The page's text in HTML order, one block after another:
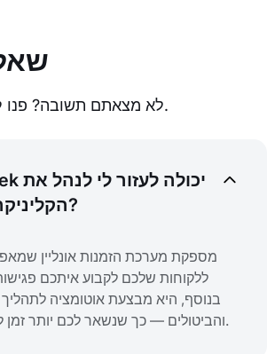
לא מצאתם תשובה? פנו לצוות הידידותי שלנו.
הקליניקה שלי כדיאטן?
ללקוחות שלכם לקבוע איתכם
בנוסף, היא מבצעת אוטומציה לתהליך
והביטולים — כך שנשאר לכם יותר זמן להתמקד בלקוחות.